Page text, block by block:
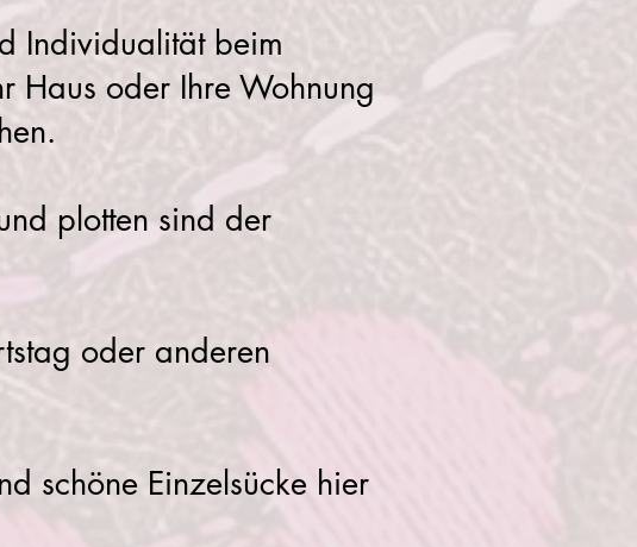
Individualität beim
Haus oder Ihre Wohnung
plotten sind der
oder anderen
schöne Einzelsücke hier